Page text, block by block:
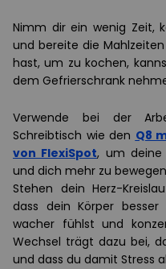
Nimm dir ein wenig Zeit,
und bereite die
hast, um zu kochen,
dem Gefrierschrank
Verwende bei der
Schreibtisch wie den Q8
von FlexiSpot, um deine
und dich mehr zu
Stehen dein Herz-
dass dein Körper
wacher fühlst und
Wechsel trägt dazu bei,
und dass du damit Stress